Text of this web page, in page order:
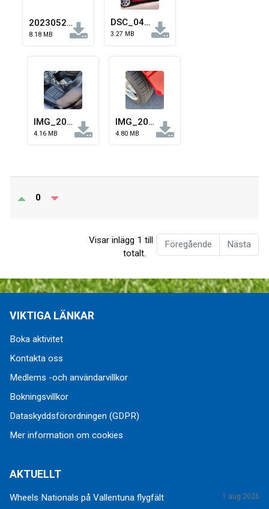
20230522_162948.jpg
8.18 MB
DSC_0401.JPG
3.27 MB
IMG_20260510_105736156_HDR.jpg
4.16 MB
IMG_20260510_105746874_HDR.jpg
4.80 MB
0
Visar inlägg 1 till 1 av 1
totalt.
Föregående Nästa
VIKTIGA LÄNKAR
Boka aktivitet
Kontakta oss
Medlems -och användarvillkor
Bokningsvillkor
Dataskyddsförordningen (GDPR)
Mer information om cookies
AKTUELLT
Wheels Nationals på Vallentuna flygfält 1 aug 2026